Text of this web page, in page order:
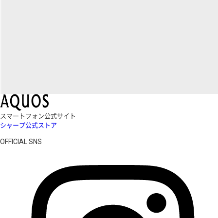
スマートフォン公式サイト
シャープ公式ストア
OFFICIAL SNS